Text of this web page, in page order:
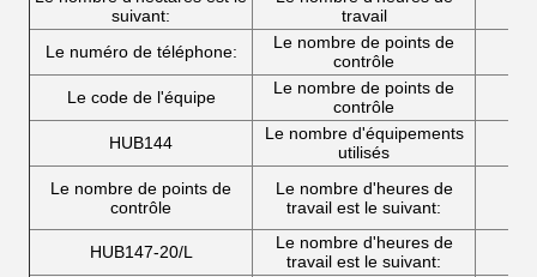
suivant:
travail
Le numéro de téléphone:
Le nombre de points de
contrôle
Le code de l'équipe
Le nombre de points de
contrôle
HUB144
Le nombre d'équipements
utilisés
Le nombre de points de
contrôle
Le nombre d'heures de
travail est le suivant:
HUB147-20/L
Le nombre d'heures de
travail est le suivant: